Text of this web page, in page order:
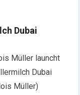
Dubai
Müller launcht
Dubai
Müller)